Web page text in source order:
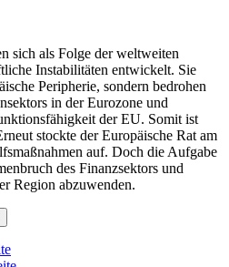
sich als Folge der weltweiten
Instabilitäten entwickelt. Sie
Peripherie, sondern bedrohen
in der Eurozone und
der EU. Somit ist
stockte der Europäische Rat am
auf. Doch die Aufgabe
des Finanzsektors und
Region abzuwenden.